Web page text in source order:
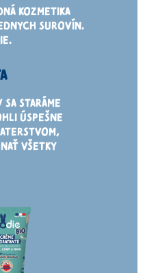
KOZMETIKA
SUROVÍN.
STARÁME
ÚSPEŠNE
VŠETKY